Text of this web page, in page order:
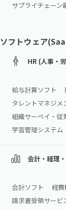
サプライチェーン
ソフトウェア
HR (人事・
給与計算ソフト
タレントマネジメ
組織サーベイ・従
学習管理システム
会計・経理
会計ソフト 経
請求書受領サービ